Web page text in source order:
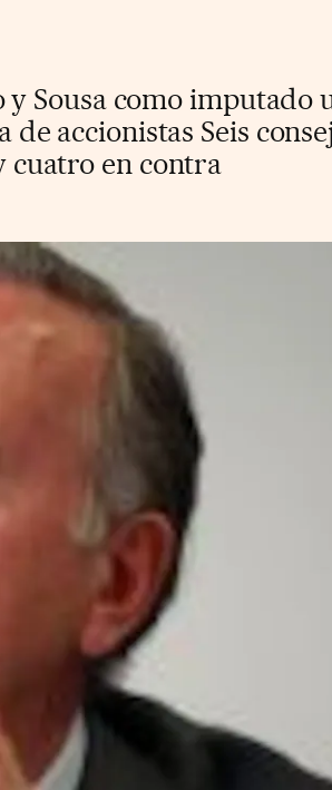
Sousa como imputado
accionistas Seis
cuatro en contra